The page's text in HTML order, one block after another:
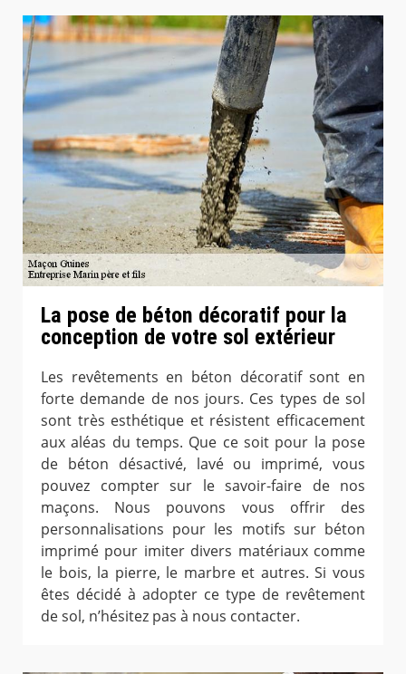
La pose de béton décoratif pour la
conception de votre sol extérieur
Les revêtements en béton décoratif sont en
forte demande de nos jours. Ces types de sol
sont très esthétique et résistent efficacement
aux aléas du temps. Que ce soit pour la pose
de béton désactivé, lavé ou imprimé, vous
pouvez compter sur le savoir-faire de nos
maçons. Nous pouvons vous offrir des
personnalisations pour les motifs sur béton
imprimé pour imiter divers matériaux comme
le bois, la pierre, le marbre et autres. Si vous
êtes décidé à adopter ce type de revêtement
de sol, n’hésitez pas à nous contacter.